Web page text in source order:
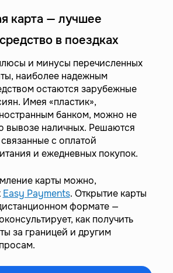
карта — лучшее
в поездках
и минусы перечисленных
наиболее надежным
остаются зарубежные
Имея «пластик»,
банком, можно не
вывозе наличных. Решаются
с оплатой
и ежедневных покупок.
карты можно,
Easy Payments. Открытие карты
формате —
как получить
за границей и другим